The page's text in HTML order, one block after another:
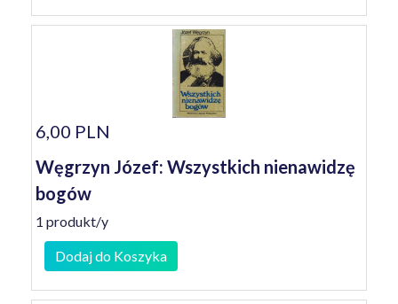
6,00 PLN
Węgrzyn Józef: Wszystkich nienawidzę
bogów
1 produkt/y
Dodaj do Koszyka